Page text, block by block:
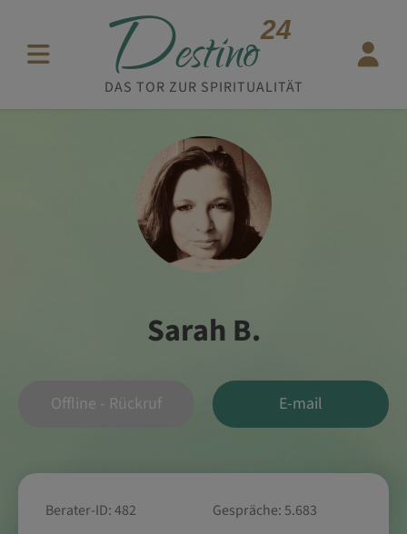
Destino24
DAS TOR ZUR SPIRITUALITÄT
Sarah B.
Offline - Rückruf E-mail
Berater-ID: 482
Gespräche: 5.683